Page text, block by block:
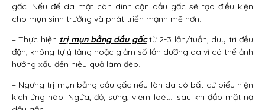
gấc. Nếu để da mặt còn dính cặn dầu gấc sẽ tạo điều kiện
cho mụn sinh trưởng và phát triển mạnh mẽ hơn.
– Thực hiện trị mụn bằng dầu gấctừ 2-3 lần/tuần, duy trì đều
đặn, không tự ý tăng hoặc giảm số lần dưỡng da vì có thể ảnh
hưởng xấu đến hiệu quả làm đẹp.
– Ngưng trị mụn bằng dầu gấc nếu làn da có bất cứ biểu hiện
kích ứng nào: Ngứa, đỏ, sưng, viêm loét… sau khi đắp mặt nạ